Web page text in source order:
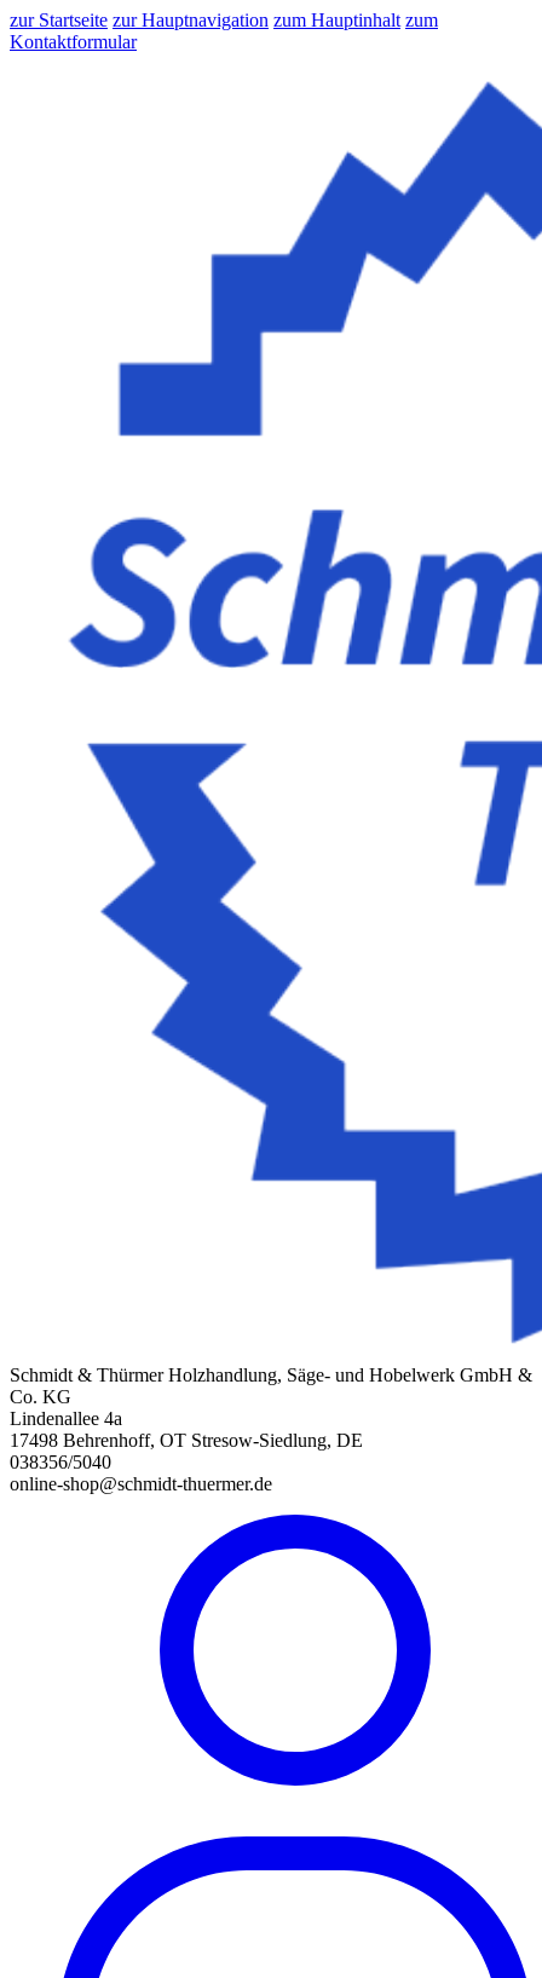
zur Startseite zur Hauptnavigation zum Hauptinhalt zum
Kontaktformular
Schmidt & Thürmer Holzhandlung, Säge- und Hobelwerk GmbH &
Co. KG
Lindenallee 4a
17498 Behrenhoff, OT Stresow-Siedlung, DE
038356/5040
online-shop@schmidt-thuermer.de